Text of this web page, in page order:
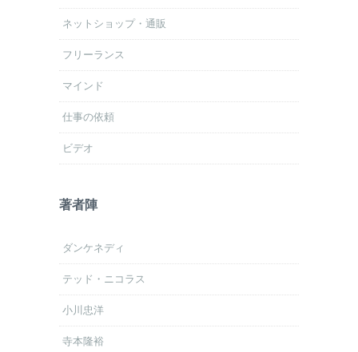
ネットショップ・通販
フリーランス
マインド
仕事の依頼
ビデオ
著者陣
ダンケネディ
テッド・ニコラス
小川忠洋
寺本隆裕